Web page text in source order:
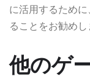
に活用するため
ることをお勧めし
他のゲ